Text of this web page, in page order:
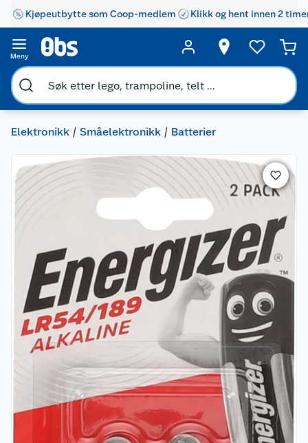
Kjøpeutbytte som Coop-medlem Klikk og hent innen 2
Meny
Elektronikk Småelektronikk Batterier